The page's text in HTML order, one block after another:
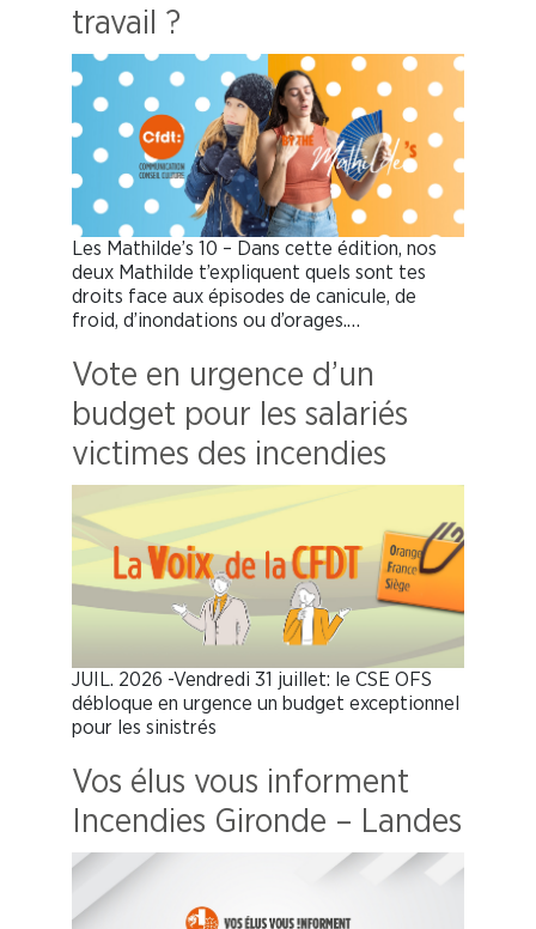
travail ?
Les Mathilde’s 10 – Dans cette édition, nos
deux Mathilde t’expliquent quels sont tes
droits face aux épisodes de canicule, de
froid, d’inondations ou d’orages.…
Vote en urgence d’un
budget pour les salariés
victimes des incendies
JUIL. 2026 -Vendredi 31 juillet: le CSE OFS
débloque en urgence un budget exceptionnel
pour les sinistrés
Vos élus vous informent
Incendies Gironde – Landes